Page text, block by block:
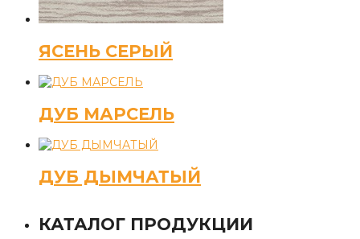
ЯСЕНЬ СЕРЫЙ
ДУБ МАРСЕЛЬ
ДУБ ДЫМЧАТЫЙ
КАТАЛОГ ПРОДУКЦИИ